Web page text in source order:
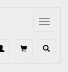
Toggle